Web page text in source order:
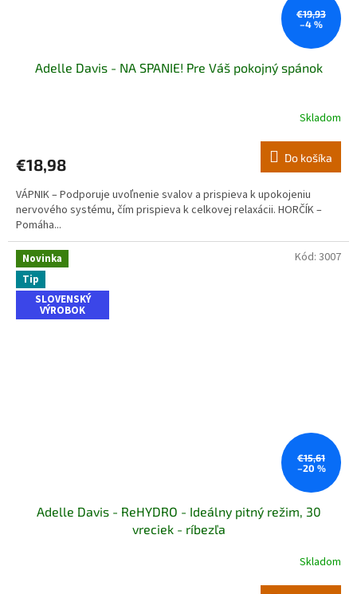
€19,93
–4 %
Adelle Davis - NA SPANIE! Pre Váš pokojný spánok
Skladom
€18,98 Do košíka
VÁPNIK – Podporuje uvoľnenie svalov a prispieva k upokojeniu
nervového systému, čím prispieva k celkovej relaxácii. HORČÍK –
Pomáha...
Novinka
Tip
SLOVENSKÝ
VÝROBOK
€15,61
–20 %
Adelle Davis - ReHYDRO - Ideálny pitný režim, 30
vreciek - ríbezľa
Skladom
Kód: 3007